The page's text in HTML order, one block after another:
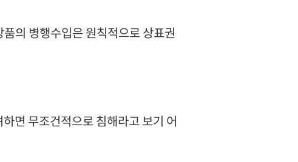
의 병행수입은 원칙적으로 상표권
면 무조건적으로 침해라고 보기 어